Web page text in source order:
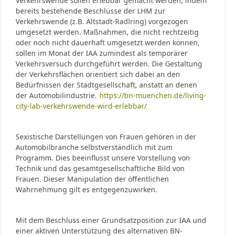
bereits bestehende Beschlüsse der LHM zur
Verkehrswende (z.B. Altstadt-Radlring) vorgezogen
umgesetzt werden. Maßnahmen, die nicht rechtzeitig
oder noch nicht dauerhaft umgesetzt werden können,
sollen im Monat der IAA zumindest als temporärer
Verkehrsversuch durchgeführt werden. Die Gestaltung
der Verkehrsflächen orientiert sich dabei an den
Bedürfnissen der Stadtgesellschaft, anstatt an denen
der Automobilindustrie. https://bn-muenchen.de/living-
city-lab-verkehrswende-wird-erlebbar/
Sexistische Darstellungen von Frauen gehören in der
Automobilbranche selbstverständlich mit zum
Programm. Dies beeinflusst unsere Vorstellung von
Technik und das gesamtgesellschaftliche Bild von
Frauen. Dieser Manipulation der öffentlichen
Wahrnehmung gilt es entgegenzuwirken.
Mit dem Beschluss einer Grundsatzposition zur IAA und
einer aktiven Unterstützung des alternativen BN-